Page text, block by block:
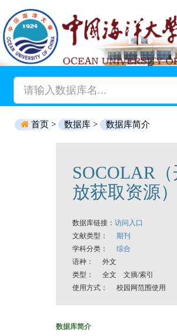
首页 > 数据库 > 数据库简介
SOCOLAR（
放获取资源）
数据库链接： 访问入口
文献类型： 期刊
学科分类： 综合
语种： 外文
类型： 全文 文摘/索引
使用方式： 校园网范围使用
数据库简介